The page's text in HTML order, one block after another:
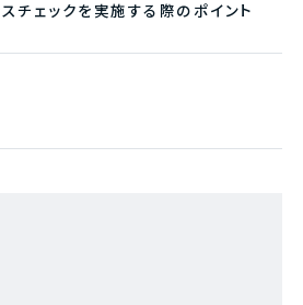
チェックを実施する際のポイント